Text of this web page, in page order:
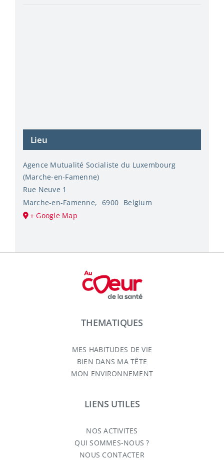
Lieu
Agence Mutualité Socialiste du Luxembourg
(Marche-en-Famenne)
Rue Neuve 1
Marche-en-Famenne, 6900 Belgium
+ Google Map
THEMATIQUES
MES HABITUDES DE VIE
BIEN DANS MA TÊTE
MON ENVIRONNEMENT
LIENS UTILES
NOS ACTIVITES
QUI SOMMES-NOUS ?
NOUS CONTACTER